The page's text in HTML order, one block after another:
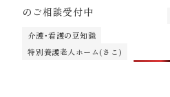
のご相談受付中
介護･看護の豆知識
特別養護老人ホーム(さこ)